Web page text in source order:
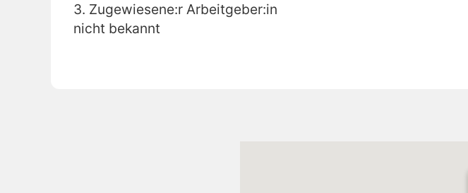
3. Zugewiesene:r Arbeitgeber:in
nicht bekannt